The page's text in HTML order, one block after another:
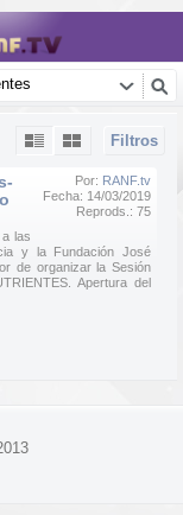
Filtros
Por: RANF.tv
Fecha: 14/03/2019
Reprods.: 75
las
y la Fundación José
de organizar la Sesión
Apertura del